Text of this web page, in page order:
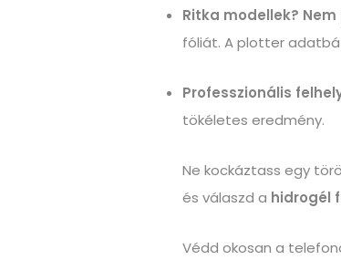
Ritka modellek?
fóliát. A plotter
Professzionális
tökéletes eredmény.
Ne kockáztass egy
és válaszd a hidrogél
Védd okosan a